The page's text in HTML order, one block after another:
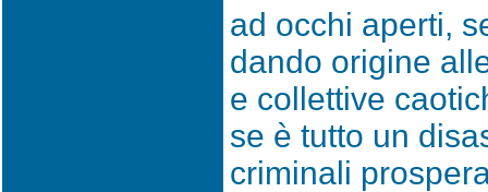
ad occhi aperti,
dando origine
e collettive
se è tutto un
criminali